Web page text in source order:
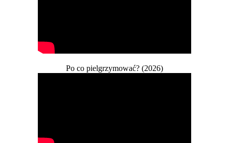
Po co pielgrzymować? (2026)